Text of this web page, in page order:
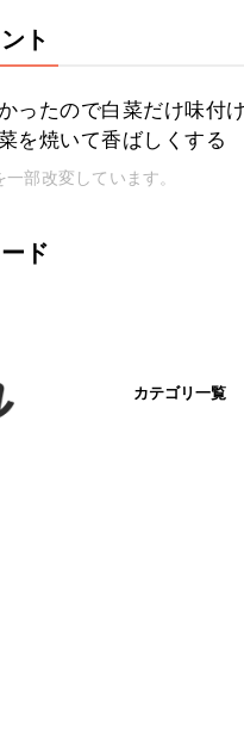
ト
ったので白菜だけ味付
を焼いて香ばしくする
部改変しています。
ド
カテゴリ一覧